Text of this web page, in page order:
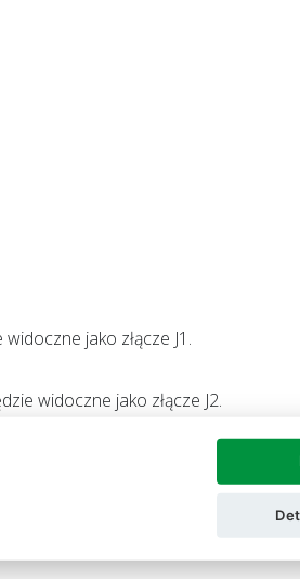
jako złącze J1.
widoczne jako złącze J2.